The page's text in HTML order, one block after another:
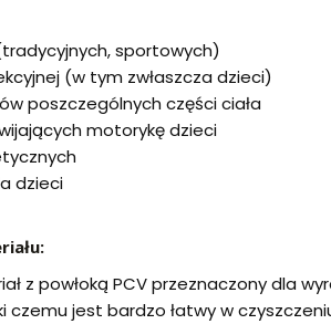
sportowych)
(w tym zwłaszcza dzieci)
poszczególnych części ciała
motorykę dzieci
dzieci
z powłoką PCV przeznaczony dla
czemu jest bardzo łatwy w